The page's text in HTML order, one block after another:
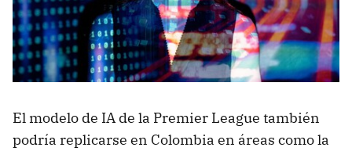
El modelo de IA de la Premier League también
podría replicarse en Colombia en áreas como la